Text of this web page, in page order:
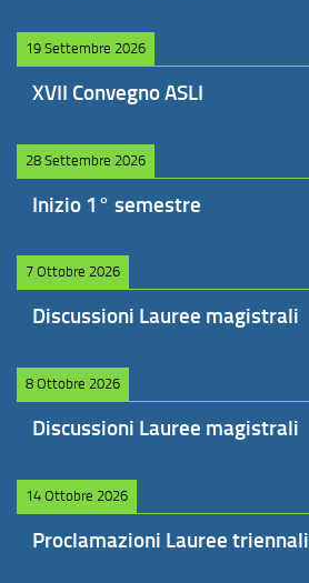
19 Settembre 2026
XVII Convegno ASLI
28 Settembre 2026
Inizio 1° semestre
7 Ottobre 2026
Discussioni Lauree magistrali
8 Ottobre 2026
Discussioni Lauree magistrali
14 Ottobre 2026
Proclamazioni Lauree triennali